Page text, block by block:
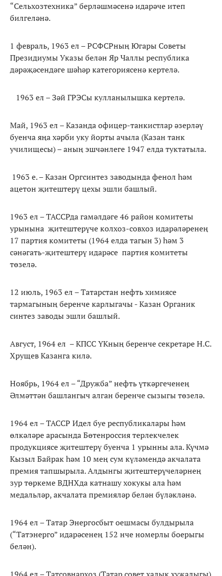
“Сельхозтехника” берләшмәсенә идарәче итеп
билгеләнә.
1 февраль, 1963 ел – РСФСРның Югары Советы
Президиумы Указы белән Яр Чаллы республика
дәрәҗәсендәге шәһәр категориясенә кертелә.
1963 ел – Зәй ГРЭСы кулланылышка кертелә.
Май, 1963 ел – Казанда офицер-танкистлар әзерләү
буенча яңа хәрби уку йорты ачыла (Казан танк
училищесы) – аның эшчәнлеге 1947 елда туктатыла.
1963 е. – Казан Оргсинтез заводында фенол һәм
ацетон җитештерү цехы эшли башлый.
1963 ел – ТАССРда гамәлдәге 46 район комитеты
урынына җитештерүче колхоз-совхоз идарәләренең
17 партия комитеты (1964 елда тагын 3) һәм 3
сәнәгать-җитештерү идарәсе партия комитеты
төзелә.
12 июль, 1963 ел – Татарстан нефть химиясе
тармагының беренче карлыгачы - Казан Органик
синтез заводы эшли башлый.
Август, 1964 ел – КПСС ҮКның беренче секретаре Н.С.
Хрущев Казанга килә.
Ноябрь, 1964 ел – “Дружба” нефть үткәргеченең
Әлмәттән башлангыч алган беренче сызыгы төзелә.
1964 ел – ТАССР Идел буе республикалары һәм
өлкәләре арасында Бөтенроссия терлекчелек
продукциясе җитештерү буенча 1 урынны ала. Күчмә
Кызыл Байрак һәм 10 мең сум күләмендә акчалата
премия тапшырыла. Алдынгы җитештерүчеләрнең
зур төркеме ВДНХда катнашу хокукы ала һәм
медальләр, акчалата премияләр белән бүләкләнә.
1964 ел – Татар Энергосбыт оешмасы булдырыла
(“Татэнерго” идарәсенең 152 нче номерлы боерыгы
белән).